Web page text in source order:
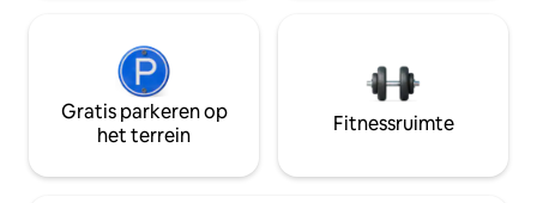
Gratis parkeren op
het terrein
Fitnessruimte